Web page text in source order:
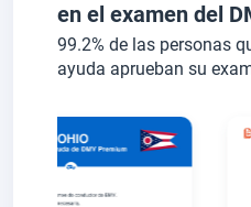
en el examen del
99.2% de las personas
ayuda aprueban su